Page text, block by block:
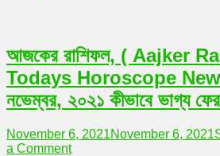
আজকের রাশিফল, ( Aajker
Todays Horoscope
নভেম্বর, ২০২১ কীভাবে ভাগ্য
November 6, 2021November 6, 2021
a Commenton